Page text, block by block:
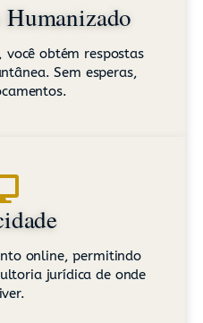
você obtém respostas
Sem esperas,
online, permitindo
jurídica de onde